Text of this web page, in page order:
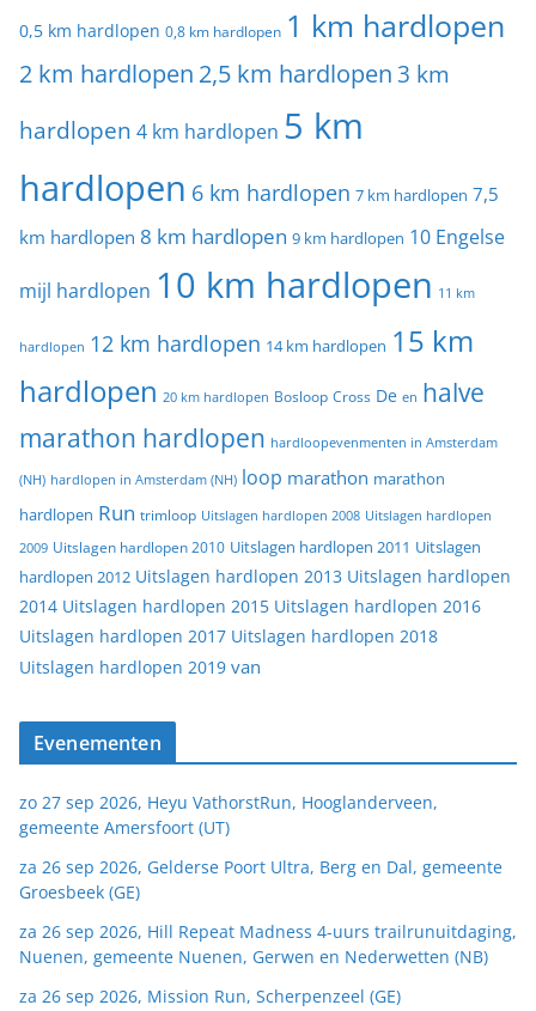
0,5 km hardlopen 0,8 km hardlopen 1 km hardlopen
2 km hardlopen 2,5 km hardlopen 3 km
hardlopen 4 km hardlopen 5 km
hardlopen 6 km hardlopen 7 km hardlopen 7,5
km hardlopen 8 km hardlopen 9 km hardlopen 10 Engelse
mijl hardlopen 10 km hardlopen 11 km
hardlopen 12 km hardlopen 14 km hardlopen 15 km
hardlopen 20 km hardlopen Bosloop Cross De en halve
marathon hardlopen hardloopevenmenten in Amsterdam
(NH) hardlopen in Amsterdam (NH) loop marathon marathon
hardlopen Run trimloop Uitslagen hardlopen 2008 Uitslagen hardlopen
2009 Uitslagen hardlopen 2010 Uitslagen hardlopen 2011 Uitslagen
hardlopen 2012 Uitslagen hardlopen 2013 Uitslagen hardlopen
2014 Uitslagen hardlopen 2015 Uitslagen hardlopen 2016
Uitslagen hardlopen 2017 Uitslagen hardlopen 2018
Uitslagen hardlopen 2019 van
Evenementen
zo 27 sep 2026, Heyu VathorstRun, Hooglanderveen,
gemeente Amersfoort (UT)
za 26 sep 2026, Gelderse Poort Ultra, Berg en Dal, gemeente
Groesbeek (GE)
za 26 sep 2026, Hill Repeat Madness 4-uurs trailrunuitdaging,
Nuenen, gemeente Nuenen, Gerwen en Nederwetten (NB)
za 26 sep 2026, Mission Run, Scherpenzeel (GE)